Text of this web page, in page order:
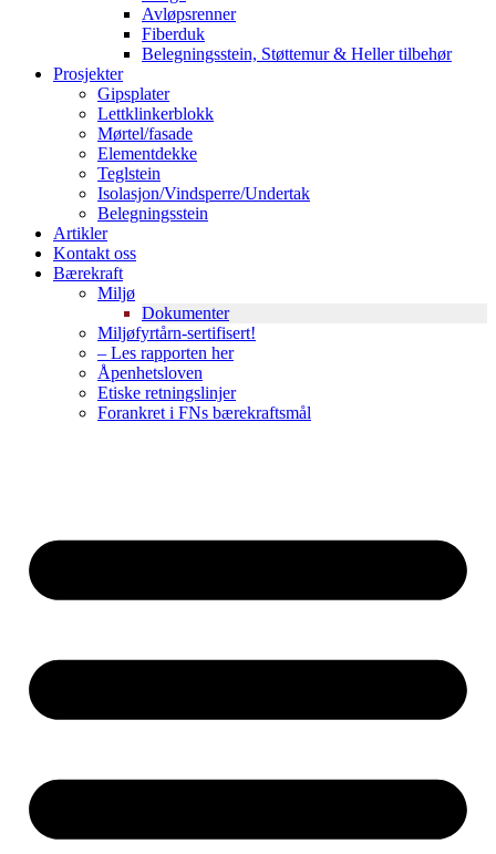
Avløpsrenner
Fiberduk
Belegningsstein, Støttemur & Heller tilbehør
Prosjekter
Gipsplater
Lettklinkerblokk
Mørtel/fasade
Elementdekke
Teglstein
Isolasjon/Vindsperre/Undertak
Belegningsstein
Artikler
Kontakt oss
Bærekraft
Miljø
Dokumenter
Miljøfyrtårn-sertifisert!
– Les rapporten her
Åpenhetsloven
Etiske retningslinjer
Forankret i FNs bærekraftsmål